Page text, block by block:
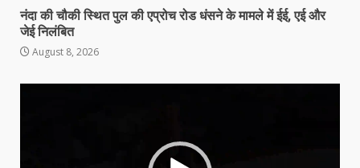
नंदा की चौकी स्थित पुल की एप्रोच रोड धंसने के मामले में ईई, एई और
जेई निलंबित
August 8, 2026